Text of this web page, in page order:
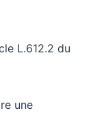
L.612.2 du
une